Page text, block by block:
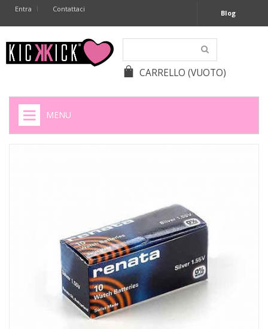
Entra Contattaci Blog
CARRELLO (VUOTO)
MENU
BATTERIE APPARECCHI ACUSTICI
PRODOTTI MONOUSO E TNT
FORNITURE ESTETICA